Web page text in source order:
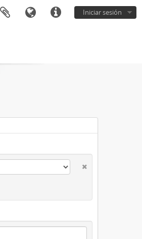
Iniciar sesión